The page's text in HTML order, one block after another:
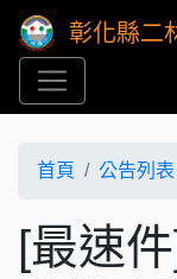
彰化縣二
首頁 公告列表
[最速